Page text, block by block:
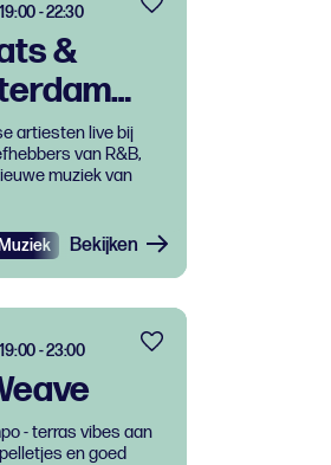
&
19:00 - 22:30
artiesten live bij
van R&B,
muziek van
Muziek Bekijken
19:00 - 23:00
- terras vibes aan
en goed